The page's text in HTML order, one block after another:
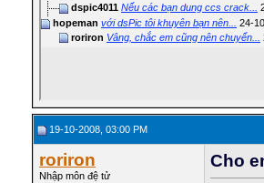
dspic4011 Nếu các bạn dung ccs crack...
hopeman với dsPic tôi khuyên bạn nên... 24-
roriron Vâng, chắc em cũng nên chuyển...
19-10-2008, 03:00 PM
roriron
Nhập môn đệ tử
Cho